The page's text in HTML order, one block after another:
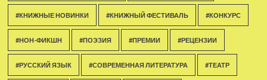
#КНИЖНЫЕ НОВИНКИ #КНИЖНЫЙ ФЕСТИВАЛЬ #КОНКУРС
#НОН-ФИКШН #ПОЭЗИЯ #ПРЕМИИ #РЕЦЕНЗИИ
#РУССКИЙ ЯЗЫК #СОВРЕМЕННАЯ ЛИТЕРАТУРА #ТЕАТР